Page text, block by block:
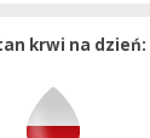
krwi na dzień: